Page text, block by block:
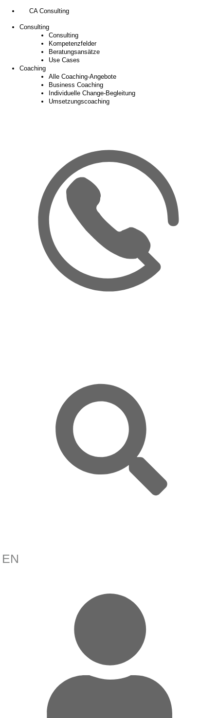
CA Consulting
Consulting
Consulting
Kompetenzfelder
Beratungsansätze
Use Cases
Coaching
Alle Coaching-Angebote
Business Coaching
Individuelle Change-Begleitung
Umsetzungscoaching